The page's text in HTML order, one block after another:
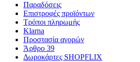
Παραδόσεις
Επιστροφές προϊόντων
Τρόποι πληρωμής
Klarna
Προστασία αγορών
Άρθρο 39
Δωροκάρτες SHOPFLIX